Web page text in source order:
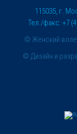
© Женский
115035, г.
Тел./факс: +7
© Дизайн и